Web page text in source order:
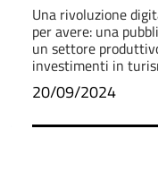
Una rivoluzione
per avere: una
un settore
investimenti in
20/09/2024